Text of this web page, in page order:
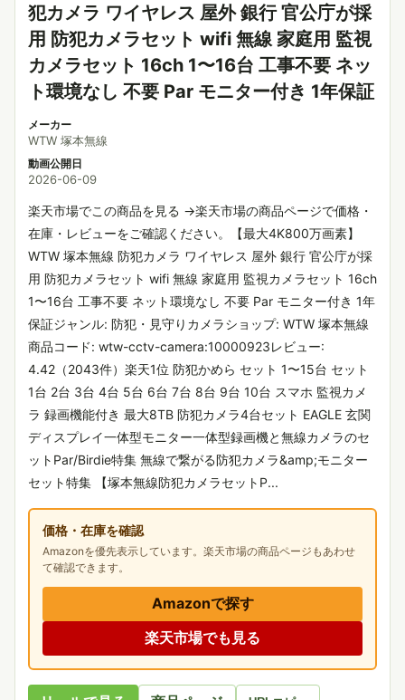
犯カメラ ワイヤレス 屋外 銀行 官公庁が採
用 防犯カメラセット wifi 無線 家庭用 監視
カメラセット 16ch 1〜16台 工事不要 ネッ
ト環境なし 不要 Par モニター付き 1年保証
メーカー
WTW 塚本無線
動画公開日
2026-06-09
楽天市場でこの商品を見る →楽天市場の商品ページで価格・
在庫・レビューをご確認ください。【最大4K800万画素】
WTW 塚本無線 防犯カメラ ワイヤレス 屋外 銀行 官公庁が採
用 防犯カメラセット wifi 無線 家庭用 監視カメラセット 16ch
1〜16台 工事不要 ネット環境なし 不要 Par モニター付き 1年
保証ジャンル: 防犯・見守りカメラショップ: WTW 塚本無線
商品コード: wtw-cctv-camera:10000923レビュー:
4.42（2043件）楽天1位 防犯かめら セット 1〜15台 セット
1台 2台 3台 4台 5台 6台 7台 8台 9台 10台 スマホ 監視カメ
ラ 録画機能付き 最大8TB 防犯カメラ4台セット EAGLE 玄関
ディスプレイ一体型モニター一体型録画機と無線カメラのセ
ットPar/Birdie特集 無線で繋がる防犯カメラ&amp;モニター
セット特集 【塚本無線防犯カメラセットP...
価格・在庫を確認
Amazonを優先表示しています。楽天市場の商品ページもあわせ
て確認できます。
Amazonで探す
楽天市場でも見る